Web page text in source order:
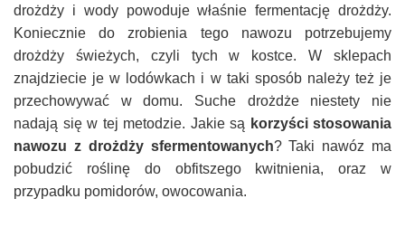
drożdży i wody powoduje właśnie fermentację drożdży.
Koniecznie do zrobienia tego nawozu potrzebujemy
drożdży świeżych, czyli tych w kostce. W sklepach
znajdziecie je w lodówkach i w taki sposób należy też je
przechowywać w domu. Suche drożdże niestety nie
nadają się w tej metodzie. Jakie są korzyści stosowania
nawozu z drożdży sfermentowanych? Taki nawóz ma
pobudzić roślinę do obfitszego kwitnienia, oraz w
przypadku pomidorów, owocowania.